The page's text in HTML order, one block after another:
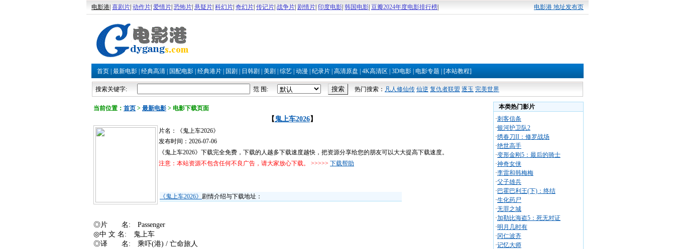
电影港 地址发布页
电影港 喜剧片 动作片 爱情片 恐怖片 悬疑片 科幻片 奇幻片 传记片 战争片 剧情片 印度电影 韩国电影 豆瓣2024年度电影排行榜
首页 最新电影 经典高清 国配电影 经典港片 国剧 日韩剧 美剧 综艺 动漫 纪录片 高清原盘 4K高清区 3D电影 电影专题 [本站教程]
搜索关键字: 范 围: 热门搜索： 凡人修仙传 仙逆 复仇者联盟 逐玉 完美世界
当前位置： 首页 > 最新电影 > 电影下载页面
【 鬼上车2026】
片名：《鬼上车2026》
发布时间：2026-07-06
《鬼上车2026》下载完全免费，下载的人越多下载速度越快，把资源分享给您的朋友可以大大提高下载速度。
注意：本站资源不包含任何不良广告，请大家放心下载。 >>>>> 下载帮助
《鬼上车2026》 剧情介绍与下载地址：
◎片 名: Passenger
◎中 文 名: 鬼上车
◎译 名: 乘吓(港) / 亡命旅人
本类热门影片
·刺客信条
·银河护卫队2
·绣春刀II：修罗战场
·绝世高手
·变形金刚5：最后的骑士
·神奇女侠
·李雷和韩梅梅
·父子雄兵
· 巴霍巴利王(下)：终结
·生化药尸
·无罪之城
·加勒比海盗5：死无对证
·明月几时有
· 冈仁波齐
·记忆大师